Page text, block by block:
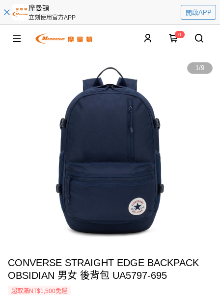
摩曼頓
立刻使用官方APP
開啟APP
0
1/9
CONVERSE STRAIGHT EDGE BACKPACK
OBSIDIAN 男女 後背包 UA5797-695
超取滿NT$1,500免運